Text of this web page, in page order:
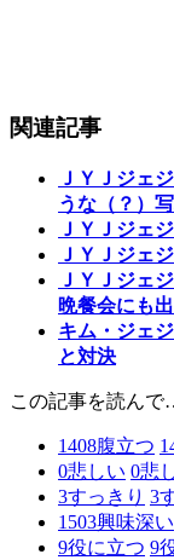
関連記事
ＪＹＪジェ
うな（？）
ＪＹＪジェ
ＪＹＪジェ
ＪＹＪジェ
晩餐会にも
キム・ジェ
と対決
この記事を読ん
1408腹立つ
0悲しい 0悲
3すっきり 3
1503興味深い
9役に立つ 9